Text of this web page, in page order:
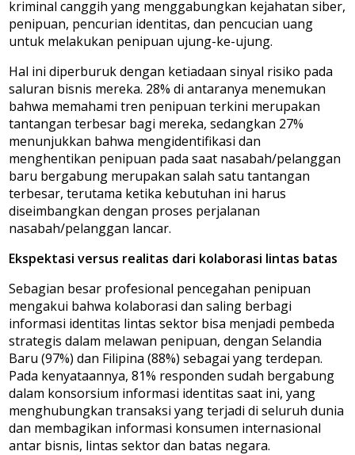
kriminal canggih yang menggabungkan kejahatan siber,
penipuan, pencurian identitas, dan pencucian uang
untuk melakukan penipuan ujung-ke-ujung.
Hal ini diperburuk dengan ketiadaan sinyal risiko pada
saluran bisnis mereka. 28% di antaranya menemukan
bahwa memahami tren penipuan terkini merupakan
tantangan terbesar bagi mereka, sedangkan 27%
menunjukkan bahwa mengidentifikasi dan
menghentikan penipuan pada saat nasabah/pelanggan
baru bergabung merupakan salah satu tantangan
terbesar, terutama ketika kebutuhan ini harus
diseimbangkan dengan proses perjalanan
nasabah/pelanggan lancar.
Ekspektasi versus realitas dari kolaborasi lintas batas
Sebagian besar profesional pencegahan penipuan
mengakui bahwa kolaborasi dan saling berbagi
informasi identitas lintas sektor bisa menjadi pembeda
strategis dalam melawan penipuan, dengan Selandia
Baru (97%) dan Filipina (88%) sebagai yang terdepan.
Pada kenyataannya, 81% responden sudah bergabung
dalam konsorsium informasi identitas saat ini, yang
menghubungkan transaksi yang terjadi di seluruh dunia
dan membagikan informasi konsumen internasional
antar bisnis, lintas sektor dan batas negara.